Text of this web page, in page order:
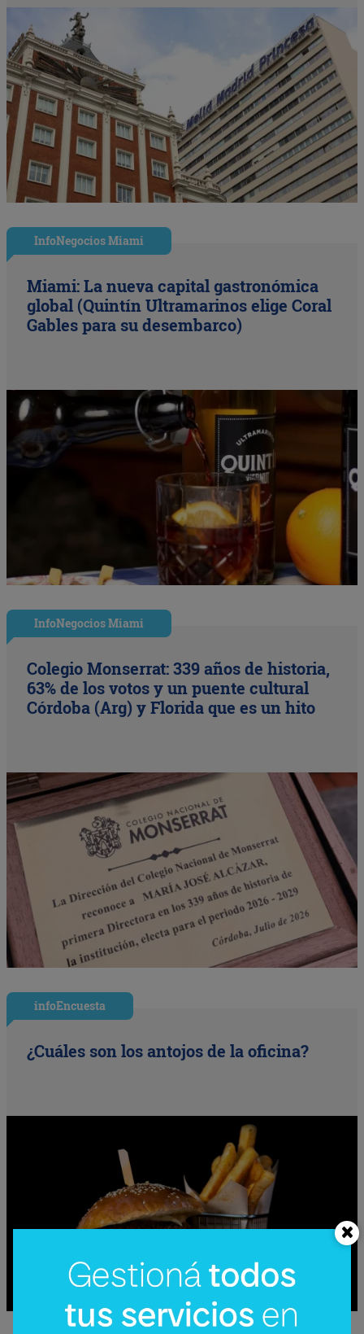
InfoNegocios Miami
Miami: La nueva capital gastronómica
global (Quintín Ultramarinos elige Coral
Gables para su desembarco)
InfoNegocios Miami
Colegio Monserrat: 339 años de historia,
63% de los votos y un puente cultural
Córdoba (Arg) y Florida que es un hito
infoEncuesta
¿Cuáles son los antojos de la oficina?